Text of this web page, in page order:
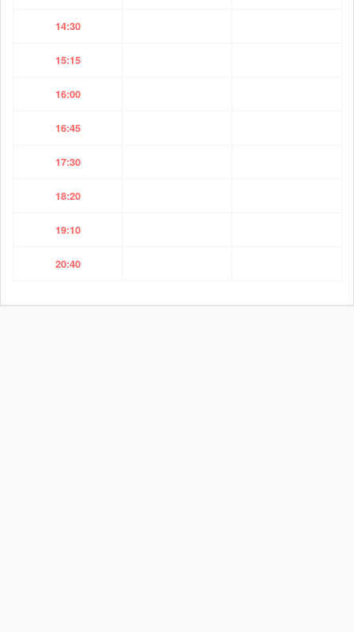
14:30
15:15
16:00
16:45
17:30
18:20
19:10
20:40